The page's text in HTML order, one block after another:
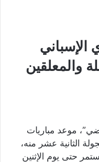
الإسباني
والمعلقين
موعد مباريات
الثانية عشر منه،
حتى يوم الإثنين